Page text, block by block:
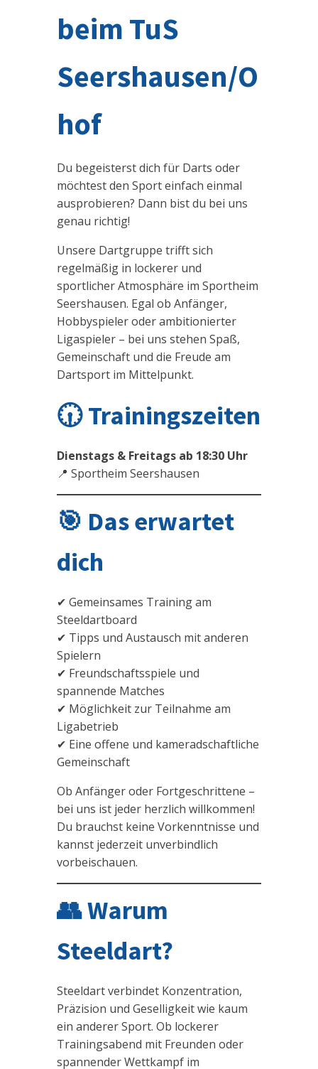
beim TuS
Seershausen/O
hof
Du begeisterst dich für Darts oder
möchtest den Sport einfach einmal
ausprobieren? Dann bist du bei uns
genau richtig!
Unsere Dartgruppe trifft sich
regelmäßig in lockerer und
sportlicher Atmosphäre im Sportheim
Seershausen. Egal ob Anfänger,
Hobbyspieler oder ambitionierter
Ligaspieler – bei uns stehen Spaß,
Gemeinschaft und die Freude am
Dartsport im Mittelpunkt.
🕡 Trainingszeiten
Dienstags & Freitags ab 18:30 Uhr
📍 Sportheim Seershausen
🎯 Das erwartet
dich
✔ Gemeinsames Training am
Steeldartboard
✔ Tipps und Austausch mit anderen
Spielern
✔ Freundschaftsspiele und
spannende Matches
✔ Möglichkeit zur Teilnahme am
Ligabetrieb
✔ Eine offene und kameradschaftliche
Gemeinschaft
Ob Anfänger oder Fortgeschrittene –
bei uns ist jeder herzlich willkommen!
Du brauchst keine Vorkenntnisse und
kannst jederzeit unverbindlich
vorbeischauen.
👥 Warum
Steeldart?
Steeldart verbindet Konzentration,
Präzision und Geselligkeit wie kaum
ein anderer Sport. Ob lockerer
Trainingsabend mit Freunden oder
spannender Wettkampf im